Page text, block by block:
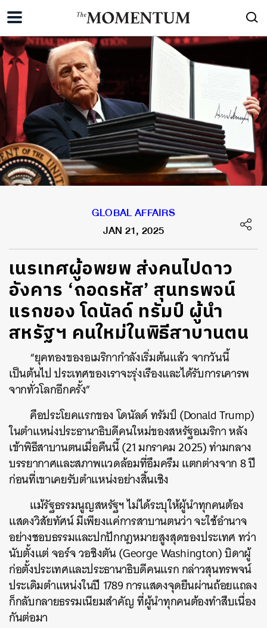
GLOBAL AFFAIRS
JAN 21, 2025
เนรเทศผู้อพยพ ส่งคนไปดาว
อังคาร ‘ถอดรหัส’ สุนทรพจน์
แรกของ โดนัลด์ ทรัมป์ ผู้นำ
สหรัฐฯ คนใหม่ในพิธีสาบานตน
“ยุคทองของอเมริกากำลังเริ่มต้นแล้ว จากวันนี้
เป็นต้นไป ประเทศของเราจะรุ่งเรืองและได้รับการเคารพ
จากทั่วโลกอีกครั้ง”
คือประโยคแรกของ โดนัลด์ ทรัมป์ (Donald Trump)
ในตำแหน่งประธานาธิบดีคนใหม่ของสหรัฐอเมริกา หลัง
เข้าพิธีสาบานตนเมื่อคืนนี้ (21 มกราคม 2025) ท่ามกลาง
บรรยากาศและสภาพแวดล้อมที่อึมครึม แตกต่างจาก 8 ปี
ก่อนที่เขาเคยรับตำแหน่งอย่างสิ้นเชิง
แม้รัฐธรรมนูญสหรัฐฯ ไม่ได้ระบุให้ผู้นำทุกคนต้อง
แสดงวิสัยทัศน์ มีเพียงแค่การสาบานตนว่า จะใช้อำนาจ
อย่างชอบธรรมและปกปักกฎหมายสูงสุดของประเทศ ทว่า
นับตั้งแต่ จอร์จ วอชิงตัน (George Washington) บิดาผู้
ก่อตั้งประเทศและประธานาธิบดีคนแรก กล่าวสุนทรพจน์
ประเดิมตำแหน่งในปี 1789 การแสดงจุดยืนผ่านถ้อยแถลง
ก็กลับกลายธรรมเนียมสำคัญ ที่ผู้นำทุกคนต้องทำสืบเนื่อง
กันต่อมา